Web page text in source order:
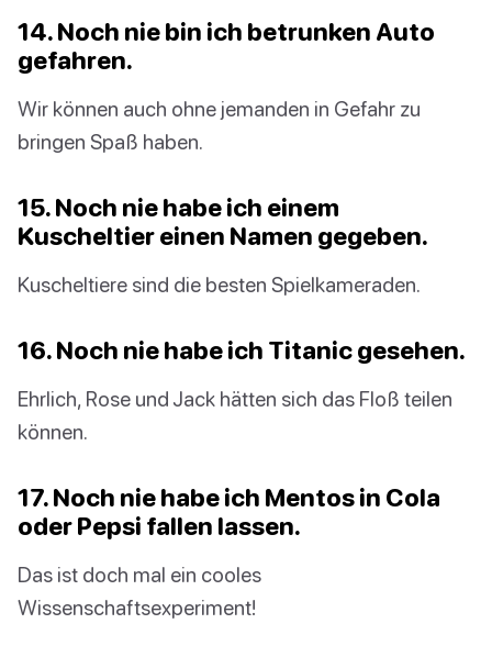
14. Noch nie bin ich betrunken Auto
gefahren.
Wir können auch ohne jemanden in Gefahr zu
bringen Spaß haben.
15. Noch nie habe ich einem
Kuscheltier einen Namen gegeben.
Kuscheltiere sind die besten Spielkameraden.
16. Noch nie habe ich Titanic gesehen.
Ehrlich, Rose und Jack hätten sich das Floß teilen
können.
17. Noch nie habe ich Mentos in Cola
oder Pepsi fallen lassen.
Das ist doch mal ein cooles
Wissenschaftsexperiment!